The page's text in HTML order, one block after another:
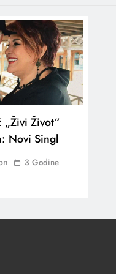
„Živi Život“
Novi Singl
3 Godine